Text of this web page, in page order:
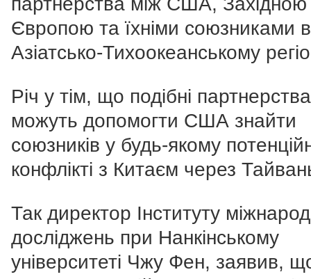
Європою та їхніми союзниками в
Азіатсько-Тихоокеанському
Річ у тім, що подібні партнерства
можуть допомогти США знайти
союзників у будь-якому
конфлікті з Китаєм через
Так директор Інституту
досліджень при Нанкінському
університеті Чжу Фен, заявив,